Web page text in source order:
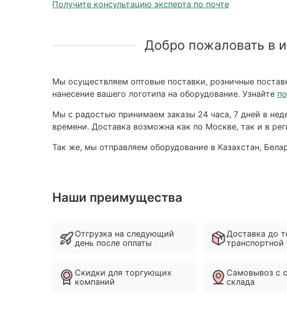
Получите консультацию эксперта по почте
Добро пожаловать в
Мы осуществляем оптовые поставки, розничные
нанесение вашего логотипа на оборудование. Узнайте
Мы с радостью принимаем заказы 24 часа, 7 дней в
времени. Доставка возможна как по Москве, так и в
Так же, мы отправляем оборудование в Казахстан,
Наши преимущества
Отгрузка на следующий
день после оплаты
Скидки для торгующих
компаний
Доставка до
Самовывоз с
склада